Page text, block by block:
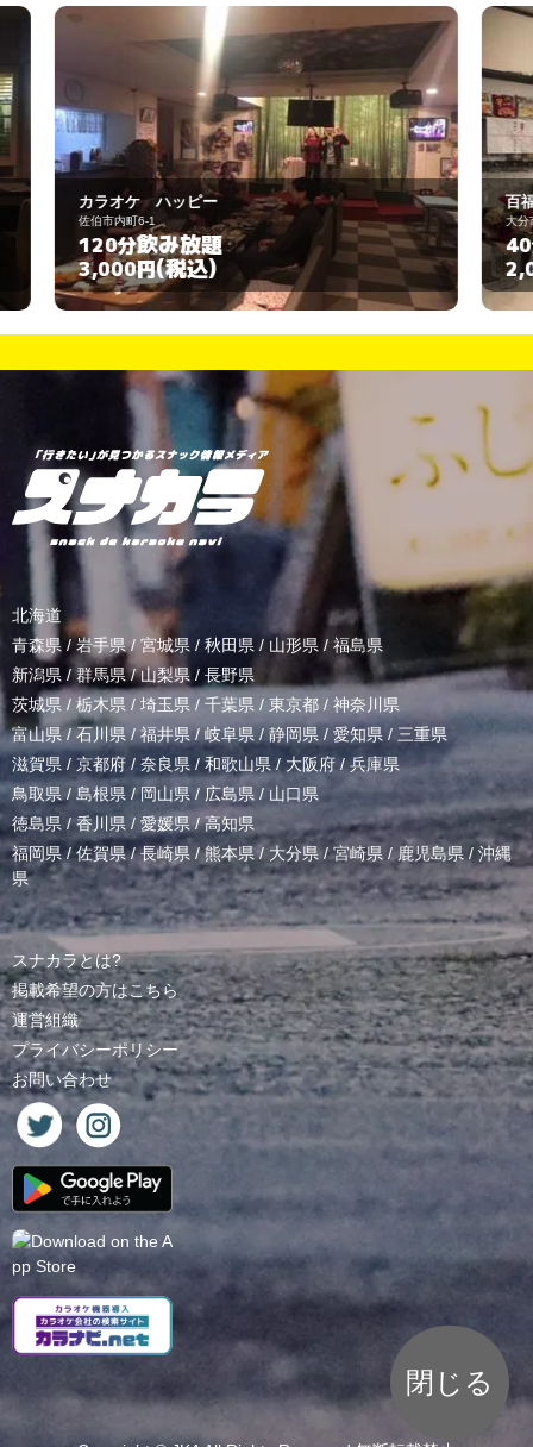
百福
大分市中央町2-2-22
40分飲み放題
2,000円(税込)
北海道
青森県 / 岩手県/ 宮城県 / 秋田県 / 山形県/ 福島県
新潟県 /群馬県/山梨県 / 長野県
茨城県 / 栃木県 / 埼玉県 / 千葉県 / 東京都 / 神奈川県
富山県 /石川県/福井県/岐阜県 / 静岡県 / 愛知県 / 三重県
滋賀県 / 京都府 / 奈良県 / 和歌山県/ 大阪府 /兵庫県
鳥取県/ 島根県 /岡山県/ 広島県 / 山口県
徳島県 /香川県 / 愛媛県/高知県
福岡県/佐賀県/長崎県 /熊本県/ 大分県/宮崎県 /鹿児島県 / 沖縄
県
スナカラとは?
掲載希望の方はこちら
運営組織
プライバシーポリシー
お問い合わせ
閉じる